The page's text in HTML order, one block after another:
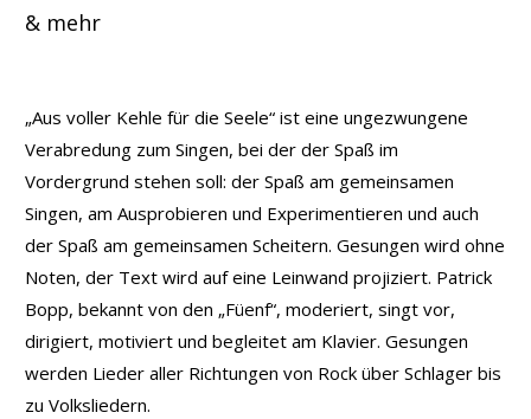
& mehr
„Aus voller Kehle für die Seele“ ist eine ungezwungene
Verabredung zum Singen, bei der der Spaß im
Vordergrund stehen soll: der Spaß am gemeinsamen
Singen, am Ausprobieren und Experimentieren und auch
der Spaß am gemeinsamen Scheitern. Gesungen wird ohne
Noten, der Text wird auf eine Leinwand projiziert. Patrick
Bopp, bekannt von den „Füenf“, moderiert, singt vor,
dirigiert, motiviert und begleitet am Klavier. Gesungen
werden Lieder aller Richtungen von Rock über Schlager bis
zu Volksliedern.